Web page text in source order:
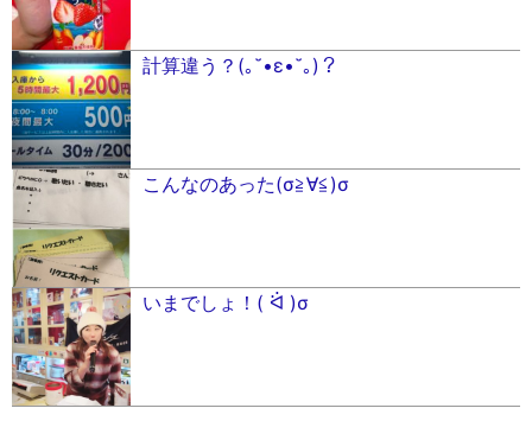
計算違う？(｡˘•ε•˘｡)？
こんなのあった(σ≧∀≦)σ
いまでしょ！( ᐛ )σ